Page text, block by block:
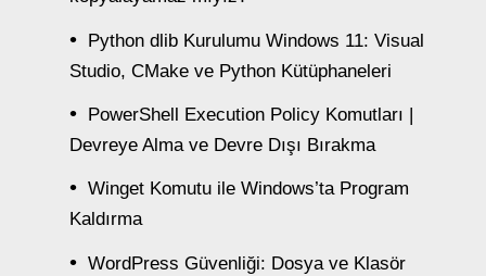
Python dlib Kurulumu Windows 11: Visual
Studio, CMake ve Python Kütüphaneleri
PowerShell Execution Policy Komutları |
Devreye Alma ve Devre Dışı Bırakma
Winget Komutu ile Windows’ta Program
Kaldırma
WordPress Güvenliği: Dosya ve Klasör